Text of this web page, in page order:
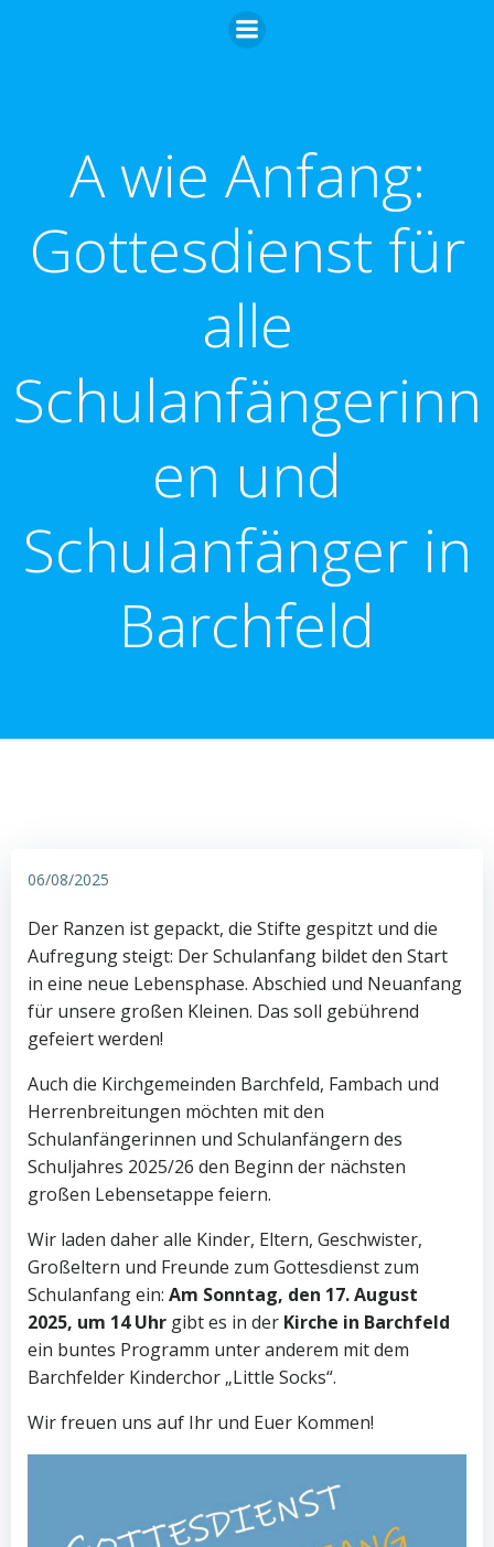
Zum
Inhalt
A wie Anfang:
Gottesdienst für
alle
Schulanfängerinn
en und
Schulanfänger in
Barchfeld
06/08/2025
Der Ranzen ist gepackt, die Stifte gespitzt und die
Aufregung steigt: Der Schulanfang bildet den Start
in eine neue Lebensphase. Abschied und Neuanfang
für unsere großen Kleinen. Das soll gebührend
gefeiert werden!
Auch die Kirchgemeinden Barchfeld, Fambach und
Herrenbreitungen möchten mit den
Schulanfängerinnen und Schulanfängern des
Schuljahres 2025/26 den Beginn der nächsten
großen Lebensetappe feiern.
Wir laden daher alle Kinder, Eltern, Geschwister,
Großeltern und Freunde zum Gottesdienst zum
Schulanfang ein: Am Sonntag, den 17. August
2025, um 14 Uhr gibt es in der Kirche in Barchfeld
ein buntes Programm unter anderem mit dem
Barchfelder Kinderchor „Little Socks“.
Wir freuen uns auf Ihr und Euer Kommen!